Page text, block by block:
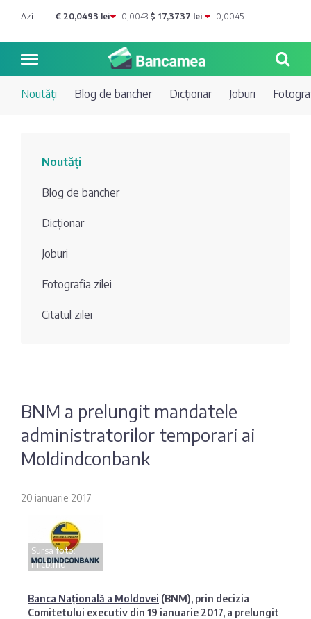
Azi: € 20,0493 lei 0,0043 $ 17,3737 lei 0,0045
bancher
Joburi
Fotografia
Depozite
Comerțbank
Energbank
Maib
ProCredit Bank
Victoriabank
întrebare?
Sondaj
Noutăți Blog de bancher Dicționar Joburi
Noutăți
Blog de bancher
Dicționar
Joburi
Fotografia zilei
Citatul zilei
BNM a prelungit mandatele
administratorilor temporari ai
Moldindconbank
20 ianuarie 2017
Sursa foto:
micb.md
Banca Națională a Moldovei (BNM), prin decizia
Comitetului executiv din 19 ianuarie 2017, a prelungit